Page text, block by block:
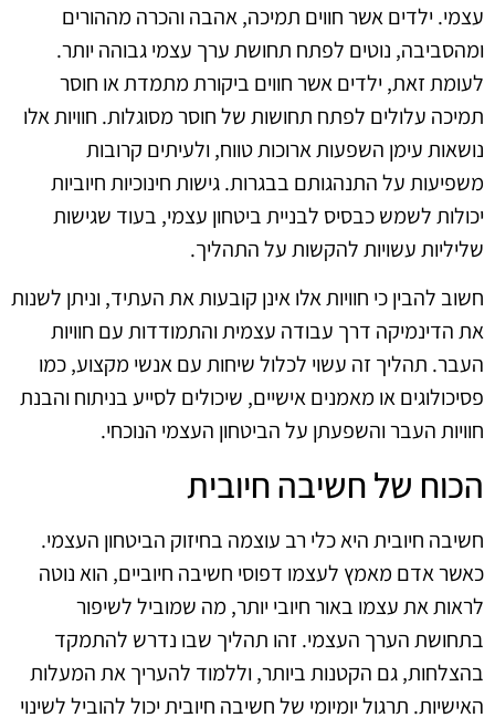
עצמי. ילדים אשר חווים תמיכה, אהבה והכרה מההורים
ומהסביבה, נוטים לפתח תחושת ערך עצמי גבוהה יותר.
לעומת זאת, ילדים אשר חווים ביקורת מתמדת או חוסר
תמיכה עלולים לפתח תחושות של חוסר מסוגלות. חוויות אלו
נושאות עימן השפעות ארוכות טווח, ולעיתים קרובות
משפיעות על התנהגותם בבגרות. גישות חינוכיות חיוביות
יכולות לשמש כבסיס לבניית ביטחון עצמי, בעוד שגישות
שליליות עשויות להקשות על התהליך.
חשוב להבין כי חוויות אלו אינן קובעות את העתיד, וניתן לשנות
את הדינמיקה דרך עבודה עצמית והתמודדות עם חוויות
העבר. תהליך זה עשוי לכלול שיחות עם אנשי מקצוע, כמו
פסיכולוגים או מאמנים אישיים, שיכולים לסייע בניתוח והבנת
חוויות העבר והשפעתן על הביטחון העצמי הנוכחי.
הכוח של חשיבה חיובית
חשיבה חיובית היא כלי רב עוצמה בחיזוק הביטחון העצמי.
כאשר אדם מאמץ לעצמו דפוסי חשיבה חיוביים, הוא נוטה
לראות את עצמו באור חיובי יותר, מה שמוביל לשיפור
בתחושת הערך העצמי. זהו תהליך שבו נדרש להתמקד
בהצלחות, גם הקטנות ביותר, וללמוד להעריך את המעלות
האישיות. תרגול יומיומי של חשיבה חיובית יכול להוביל לשינוי